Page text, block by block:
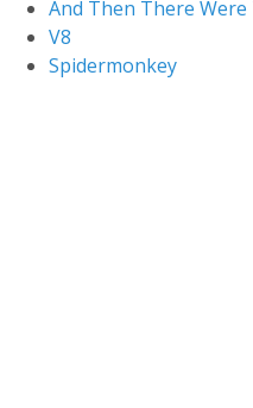
And Then There Were
V8
Spidermonkey